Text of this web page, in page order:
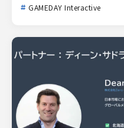
GAMEDAY Interactive